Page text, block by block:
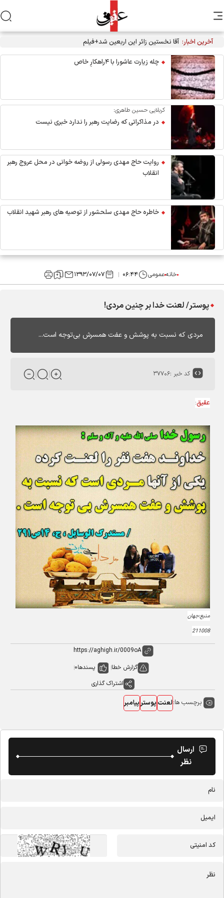
آخرین اخبار: آقا نخستین زائر این اربعین شد+فیلم
چله زیارت عاشورا با ۴راهکارِ خاص
کربلایی حسین طاهری:
در مذاکراتی که رضایت رهبر را ندارد خبری نیست
روایت حاج مهدی رسولی از روضه خوانی در محل عروج رهبر
انقلاب
خاطره حاج مهدی سلحشور از توصیه های رهبر شهید انقلاب
خانهعمومی ۰۶:۴۴ ۱۳۹۳/۰۷/۰۷
پوستر/ لعنت خدا بر چنین مردی!
مردی که نسبت به پوشش و عفت همسرش بی‌توجه است...
کد خبر :۳۷۷۰۶
عقیق:
منبع:جهان
211008
گزارش خطا پسندها0
اشتراک گذاری
برچسب ها:لعنتپوسترپیامبر
ارسال
نظر